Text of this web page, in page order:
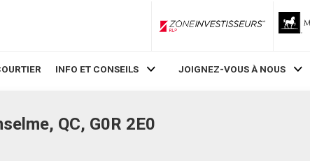
ZoneInvestisseurs RLP
INFO ET CONSEILS JOIGNEZ-VOUS À NOUS
QC, G0R 2E0